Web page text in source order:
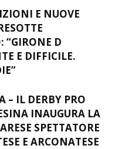
E NUOVE
“GIRONE D
E DIFFICILE.
– IL DERBY PRO
INAUGURA LA
SPETTATORE
E ARCONATESE